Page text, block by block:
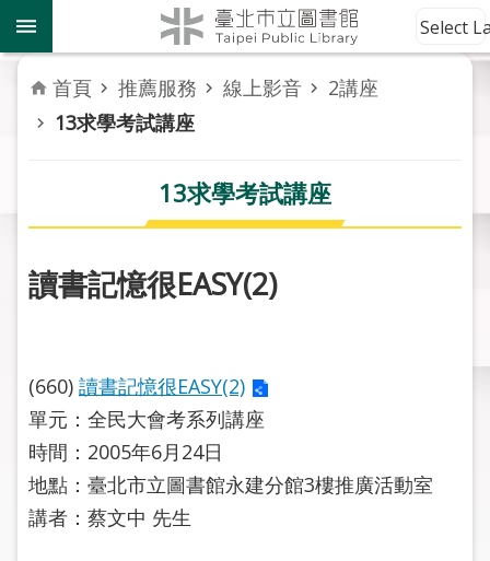
跳到主要內容區塊
到
館
資
訊
務
活
關
於
市
圖
Select
首頁 推薦服務 線上影音
2講座
13求學考試講座
13求學考試講座
讀書記憶很EASY(2)
(660) 讀書記憶很EASY(2)
單元：全民大會考系列講座
時間：2005年6月24日
地點：臺北市立圖書館永建分館3樓推廣活動室
講者：蔡文中 先生